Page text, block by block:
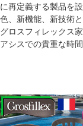
に再定義する製品を
色、新機能、新技術
グロスフィレックス
アシスでの貴重な時